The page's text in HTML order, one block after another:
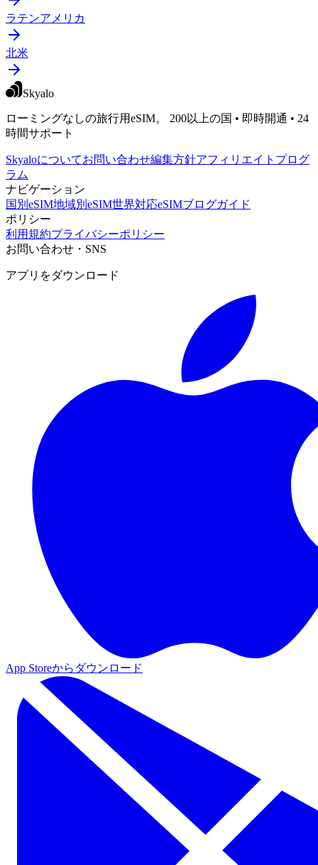
ラテンアメリカ
北米
Skyalo
ローミングなしの旅行用eSIM。 200以上の国 • 即時開通 • 24
時間サポート
Skyaloについてお問い合わせ編集方針アフィリエイトプログ
ラム
ナビゲーション
国別eSIM地域別eSIM世界対応eSIMブログガイド
ポリシー
利用規約プライバシーポリシー
お問い合わせ・SNS
アプリをダウンロード
App Storeからダウンロード